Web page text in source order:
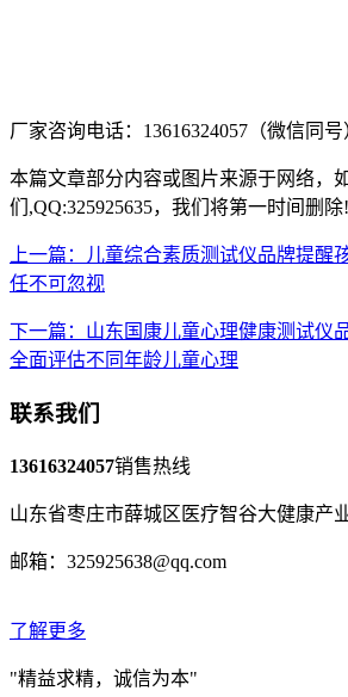
厂家咨询电话：13616324057（微信同号
本篇文章部分内容或图片来源于网络，
们,QQ:325925635，我们将第一时间删除!
上一篇：儿童综合素质测试仪品牌提醒
任不可忽视
下一篇：山东国康儿童心理健康测试仪
全面评估不同年龄儿童心理
联系我们
13616324057销售热线
山东省枣庄市薛城区医疗智谷大健康产
邮箱：325925638@qq.com
了解更多
"精益求精，诚信为本"